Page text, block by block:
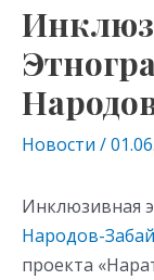
Новости /
Инклюзивная
Народов-
проекта